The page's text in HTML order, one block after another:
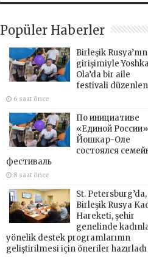
Popüler Haberler
Birleşik Rusya’nın
girişimiyle
Ola’da bir aile
festivali
6 saat önce
По инициативе
«Единой
Йошкар-Оле
состоялся
фестиваль
8 saat önce
St. Petersburg’da,
Birleşik Rusya
Hareketi, şehir
genelinde
yönelik destek programlarının
geliştirilmesi için öneriler hazırladı